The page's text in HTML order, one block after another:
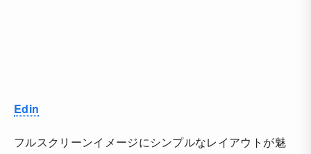
Edin
フルスクリーンイメージにシンプルなレイアウトが魅